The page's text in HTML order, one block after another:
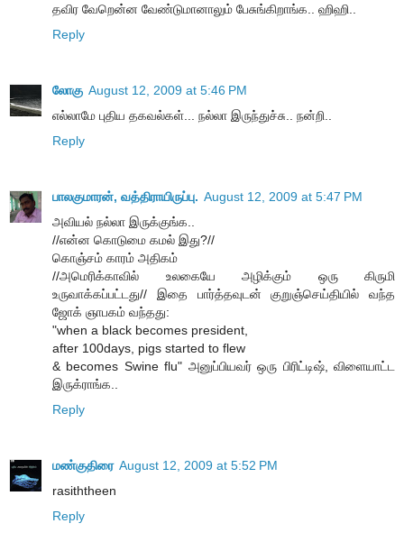
தவிர வேறென்ன வேண்டுமானாலும் பேசுங்கிறாங்க.. ஹிஹி..
Reply
லோகு August 12, 2009 at 5:46 PM
எல்லாமே புதிய தகவல்கள்... நல்லா இருந்துச்சு.. நன்றி..
Reply
பாலகுமாரன், வத்திராயிருப்பு. August 12, 2009 at 5:47 PM
அவியல் நல்லா இருக்குங்க..
//என்ன கொடுமை கமல் இது?//
கொஞ்சம் காரம் அதிகம்
//அமெரிக்காவில் உலகையே அழிக்கும் ஒரு கிருமி
உருவாக்கப்பட்டது// இதை பார்த்தவுடன் குறுஞ்செய்தியில் வந்த
ஜோக் ஞாபகம் வந்தது:
"when a black becomes president,
after 100days, pigs started to flew
& becomes Swine flu" அனுப்பியவர் ஒரு பிரிட்டிஷ், விளையாட்ட
இருக்ராங்க..
Reply
மண்குதிரை August 12, 2009 at 5:52 PM
rasiththeen
Reply